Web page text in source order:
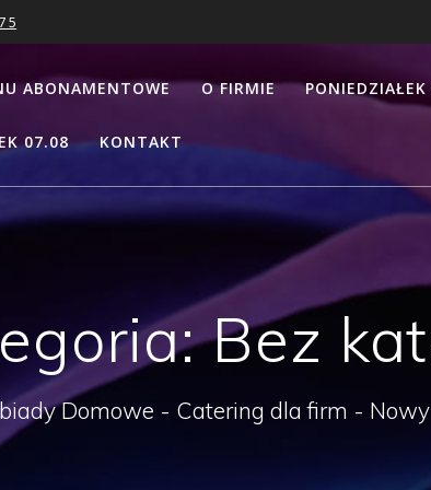
5
ABONAMENTOWE O FIRMIE
07.08 KONTAKT
Bez
Domowe - Catering dla firm -